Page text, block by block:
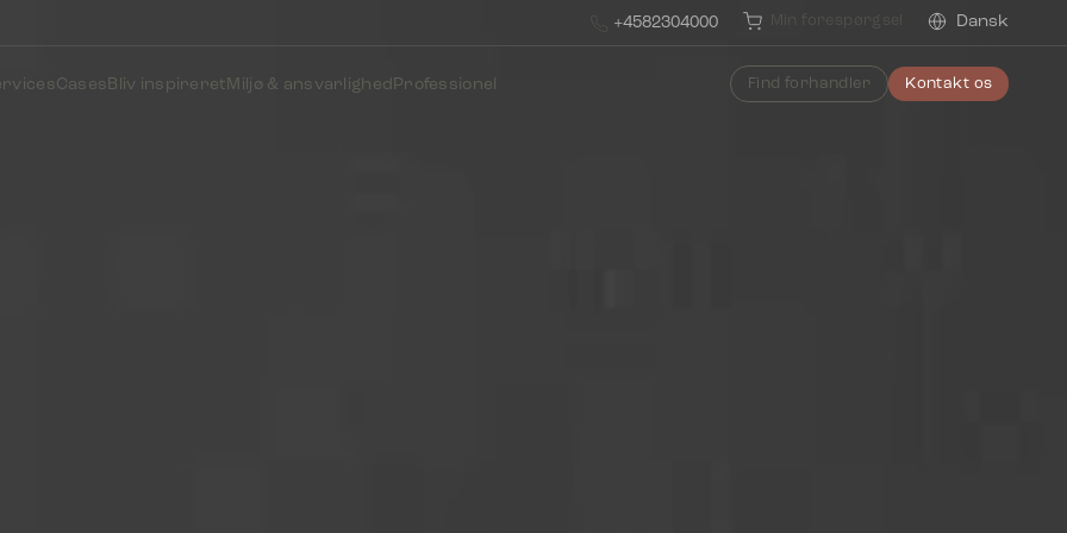
+4582304000 Dansk
CasesBliv inspireretMiljø & ansvarlighedProfessionel Find forhandler Kontakt os